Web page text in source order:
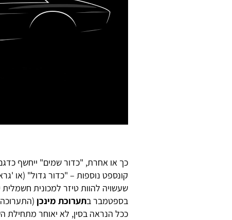
קונספט נוספות – "כדור גדול" (או
שעשויה להוות טיזר למכונית
בספטמבר בתערוכת מינכן
ככל הנראה בסין, לא יאוחר מתחילת